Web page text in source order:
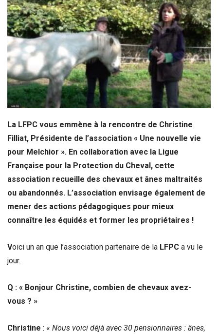
La LFPC vous emmène à la rencontre de Christine
Filliat, Présidente de l’association « Une nouvelle vie
pour Melchior ». En collaboration avec la Ligue
Française pour la Protection du Cheval, cette
association recueille des chevaux et ânes maltraités
ou abandonnés. L’association envisage également de
mener des actions pédagogiques pour mieux
connaître les équidés et former les propriétaires !
Voici un an que l’association partenaire de la LFPC a vu le
jour.
Q : « Bonjour Christine, combien de chevaux avez-
vous ? »
Christine : « Nous voici déjà avec 30 pensionnaires : ânes,